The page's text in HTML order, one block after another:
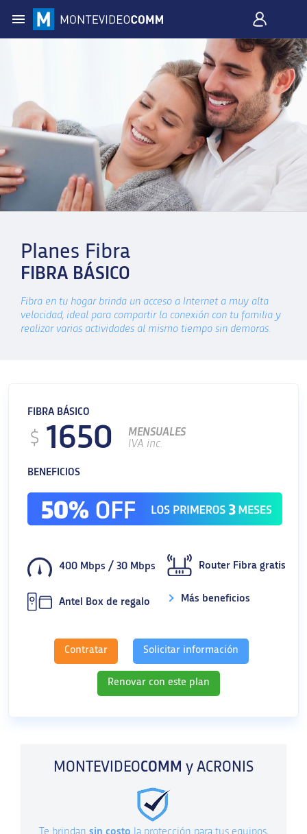
Planes Fibra
FIBRA BÁSICO
Fibra en tu hogar brinda un acceso a Internet a muy alta
velocidad, ideal para compartir la conexión con tu familia y
realizar varias actividades al mismo tiempo sin demoras.
FIBRA BÁSICO
$ 1650
MENSUALES
IVA inc.
BENEFICIOS
400 Mbps / 30 Mbps Router Fibra gratis
Antel Box de regalo Más beneficios
Contratar Solicitar información
Renovar con este plan
MONTEVIDEOCOMM y ACRONIS
Te brindan sin costo la protección para tus equipos,